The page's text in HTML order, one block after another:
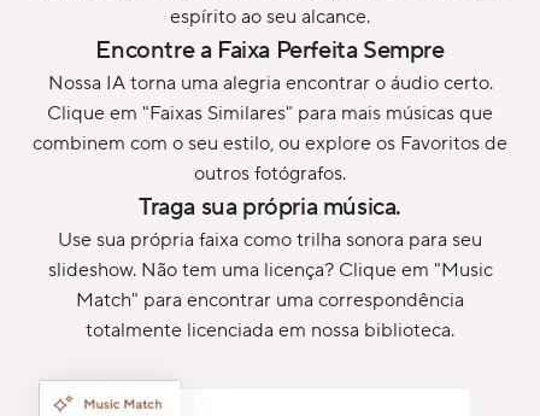
espírito ao seu alcance.
Encontre a Faixa Perfeita Sempre
Nossa IA torna uma alegria encontrar o áudio certo.
Clique em "Faixas Similares" para mais músicas que
combinem com o seu estilo, ou explore os Favoritos de
outros fotógrafos.
Traga sua própria música.
Use sua própria faixa como trilha sonora para seu
slideshow. Não tem uma licença? Clique em "Music
Match" para encontrar uma correspondência
totalmente licenciada em nossa biblioteca.